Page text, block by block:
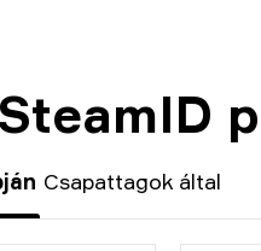
Csapattagok által